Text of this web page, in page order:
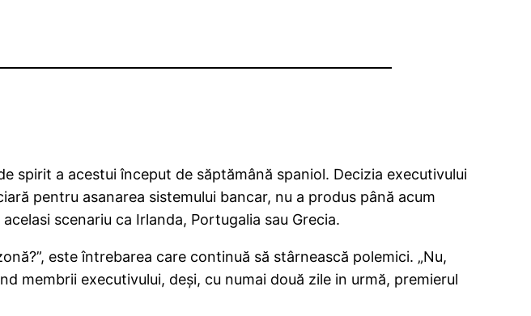
spirit a acestui început de săptămână spaniol. Decizia executivului
pentru asanarea sistemului bancar, nu a produs până acum
scenariu ca Irlanda, Portugalia sau Grecia.
este întrebarea care continuă să stârnească polemici. „Nu,
membrii executivului, deși, cu numai două zile in urmă, premierul